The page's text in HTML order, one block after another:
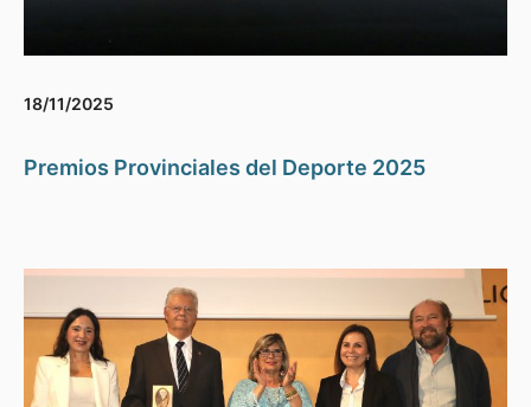
18/11/2025
Premios Provinciales del Deporte 2025